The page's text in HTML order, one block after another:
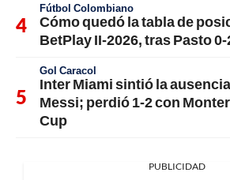
Fútbol Colombiano
Cómo quedó la tabla de
BetPlay II-2026, tras Pasto 0-
Gol Caracol
Inter Miami sintió la
Messi; perdió 1-2 con
Cup
PUBLICIDAD